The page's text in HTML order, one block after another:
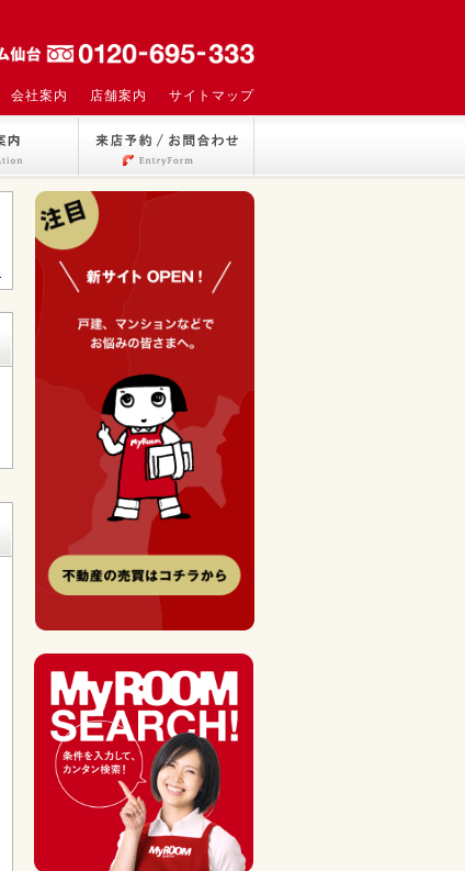
会社案内 店舗案内 サイトマップ